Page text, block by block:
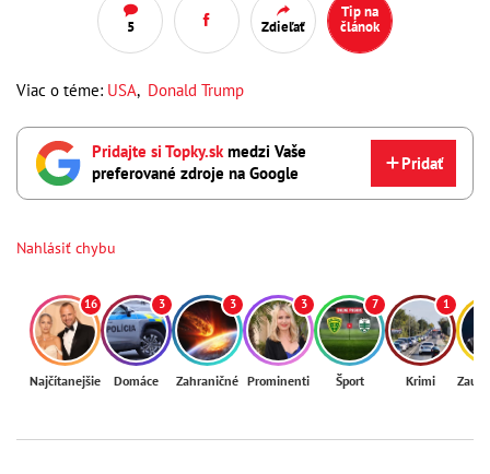
5 Zdieľať
Tip na
článok
Viac o téme: USA, Donald Trump
Pridajte si Topky.skmedzi Vaše
preferované zdroje na Google
Pridať
Nahlásiť chybu
16
Najčítanejšie
3
Domáce
3
Zahraničné
3
Prominenti
7
Šport
1
Krimi